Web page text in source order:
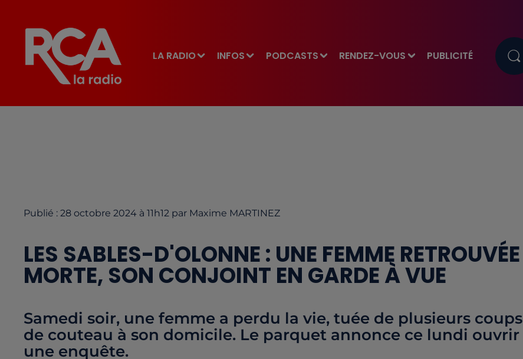
LA RADIO INFOS PODCASTS RENDEZ-VOUS PUBLICITÉ
Publié : 28 octobre 2024 à 11h12 par Maxime MARTINEZ
LES SABLES-D'OLONNE : UNE FEMME RETROUVÉE
MORTE, SON CONJOINT EN GARDE À VUE
Samedi soir, une femme a perdu la vie, tuée de plusieurs coups
de couteau à son domicile. Le parquet annonce ce lundi ouvrir
une enquête.